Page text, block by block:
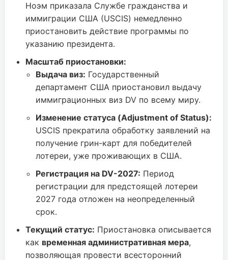
Ноэм приказала Службе гражданства и
иммиграции США (USCIS) немедленно
приостановить действие программы по
указанию президента.
Масштаб приостановки:
Выдача виз: Государственный
департамент США приостановил выдачу
иммиграционных виз DV по всему миру.
Изменение статуса (Adjustment of Status):
USCIS прекратила обработку заявлений на
получение грин-карт для победителей
лотереи, уже проживающих в США.
Регистрация на DV-2027: Период
регистрации для предстоящей лотереи
2027 года отложен на неопределенный
срок.
Текущий статус: Приостановка описывается
как временная административная мера,
позволяющая провести всесторонний